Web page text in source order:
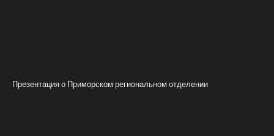
Презентация о Приморском региональном отделении